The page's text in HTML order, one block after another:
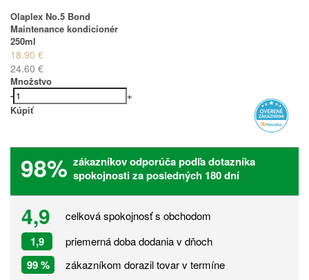
Olaplex No.5 Bond
Maintenance kondicionér
250ml
18.90 €
24.60 €
Množstvo
-
+
Kúpiť
98% zákazníkov odporúča podľa dotazníka
spokojnosti za posledných 180 dní
4,9 celková spokojnosť s obchodom
1,9 priemerná doba dodania v dňoch
99 % zákazníkom dorazil tovar v termíne